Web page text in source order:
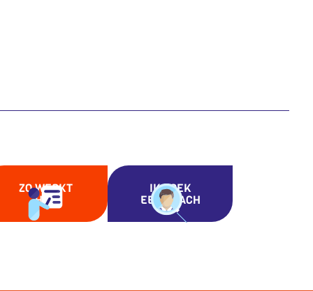
ZO WERKT
HET
IK ZOEK
EEN COACH